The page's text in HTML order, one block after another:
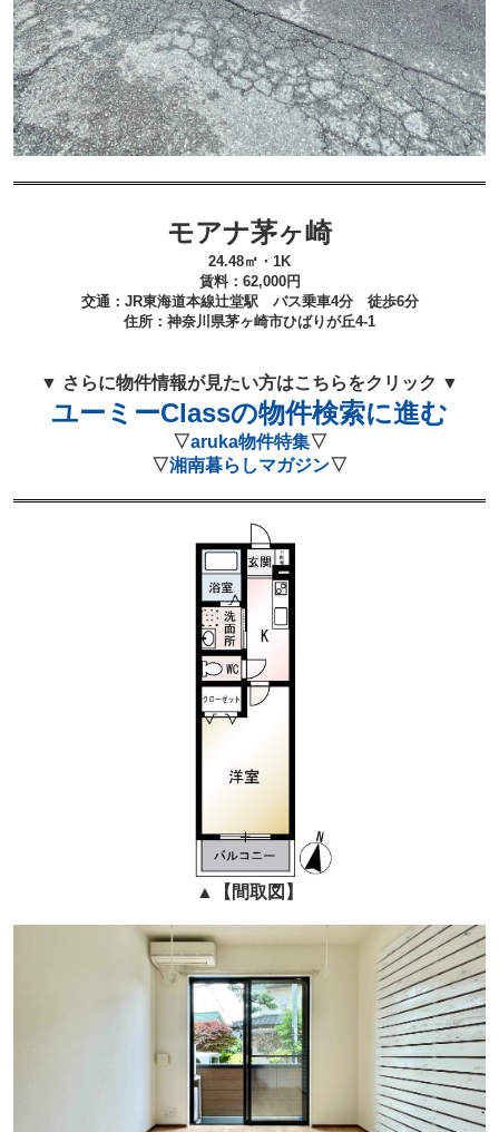
モアナ茅ヶ崎
24.48㎡・1K
賃料：62,000円
交通：JR東海道本線辻堂駅 バス乗車4分 徒歩6分
住所： 神奈川県茅ヶ崎市ひばりが丘4-1
▼ さらに物件情報が見たい方はこちらをクリック ▼
ユーミーClassの物件検索に進む
▽aruka物件特集▽
▽湘南暮らしマガジン▽
▲ 【間取図】